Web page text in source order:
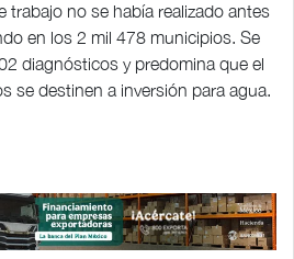
trabajo no se había realizado antes
en los 2 mil 478 municipios. Se
diagnósticos y predomina que el
se destinen a inversión para agua.